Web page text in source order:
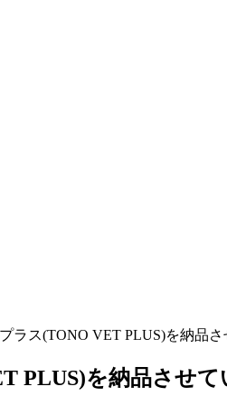
ラス(TONO VET PLUS)を納品
PLUS)を納品させて